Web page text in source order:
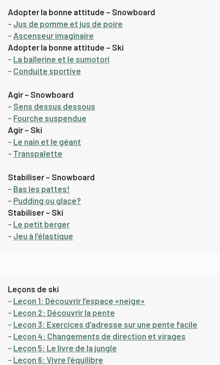
Adopter la bonne attitude – Snowboard
– Jus de pomme et jus de poire
– Ascenseur imaginaire
Adopter la bonne attitude – Ski
– La ballerine et le sumotori
– Conduite sportive
Agir – Snowboard
– Sens dessus dessous
– Fourche suspendue
Agir – Ski
– Le nain et le géant
– Transpalette
Stabiliser – Snowboard
– Bas les pattes!
– Pudding ou glace?
Stabiliser – Ski
– Le petit berger
– Jeu à l’élastique
Leçons de ski
– Leçon 1: Découvrir l’espace «neige»
– Leçon 2: Découvrir la pente
– Leçon 3: Exercices d’adresse sur une pente facile
– Leçon 4: Changements de direction et virages
– Leçon 5: Le livre de la jungle
– Leçon 6: Vivre l’équilibre